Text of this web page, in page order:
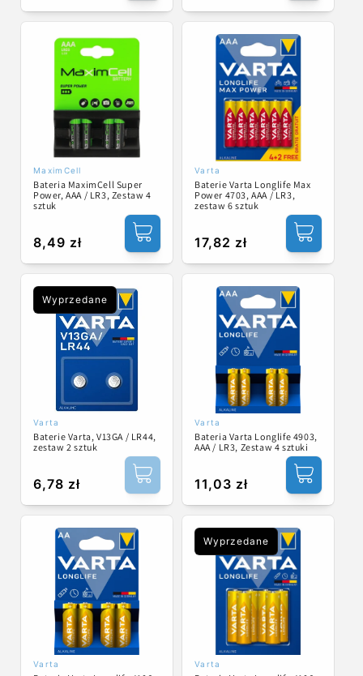
regularna
regularna
Dostawca:
MaximCell
Bateria MaximCell Super
Power, AAA / LR3, Zestaw 4
sztuk
Cena
regularna
8,49 zł
Dostawca:
Varta
Baterie Varta Longlife Max
Power 4703, AAA / LR3,
zestaw 6 sztuk
Cena
regularna
17,82 zł
Wyprzedane
Dostawca:
Varta
Baterie Varta, V13GA / LR44,
zestaw 2 sztuk
Cena
regularna
6,78 zł
Dostawca:
Varta
Bateria Varta Longlife 4903,
AAA / LR3, Zestaw 4 sztuki
Cena
regularna
11,03 zł
Dostawca:
Varta
Wyprzedane
Dostawca:
Varta